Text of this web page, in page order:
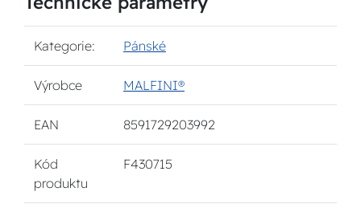
Kategorie: Pánské
Výrobce MALFINI®
EAN 8591729203992
Kód
produktu
F430715